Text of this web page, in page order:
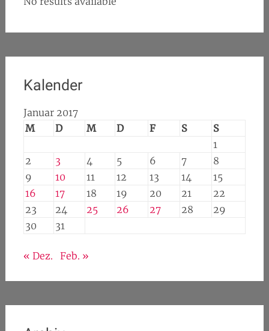
Kalender
Januar 2017
M
D M D F S
S
1
2
3 4 5 6 7
8
9
10 11 12 13 14
15
16
17 18 19 20 21
22
23
24 25 26 27 28
29
30
31
« Dez. Feb. »